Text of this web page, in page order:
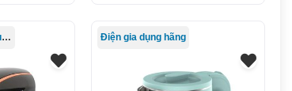
Máy sấy tóc Sunhouse Điện gia dụng hãng